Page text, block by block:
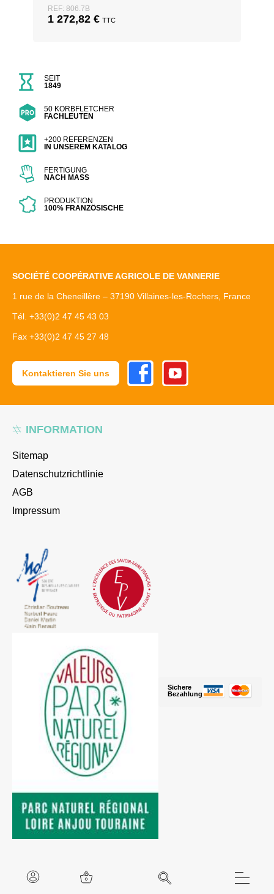
REF: 806.7B
1 272,82 € TTC
SEIT
1849
50 KORBFLETCHER
FACHLEUTEN
+200 REFERENZEN
IN UNSEREM KATALOG
FERTIGUNG
NACH MASS
PRODUKTION
100% FRANZÖSISCHE
INFORMATION
Sitemap
Datenschutzrichtlinie
AGB
Impressum
SOCIÉTÉ COOPÉRATIVE AGRICOLE DE VANNERIE
1 rue de la Cheneillère – 37190 Villaines-les-Rochers, France
Tél. +33(0)2 47 45 43 03
Fax +33(0)2 47 45 27 48
Sichere
Bezahlung
Kontaktieren Sie uns
FacebookYoutube